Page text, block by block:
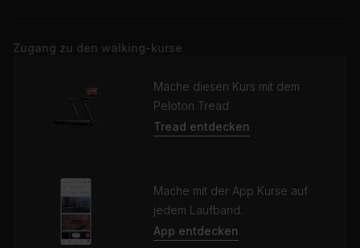
Zugang zu den walking-kurse
Mache diesen Kurs mit dem
Peloton Tread
Tread entdecken
Mache mit der App Kurse auf
jedem Laufband.
App entdecken